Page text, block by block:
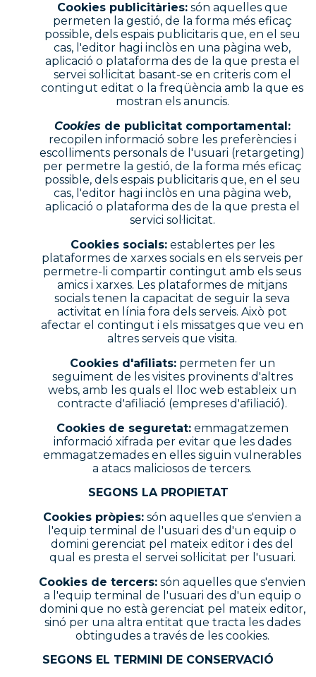
Cookies publicitàries:són aquelles que
permeten la gestió, de la forma més eficaç
possible, dels espais publicitaris que, en el seu
cas, l'editor hagi inclòs en una pàgina web,
aplicació o plataforma des de la que presta el
servei sol·licitat basant-se en criteris com el
contingut editat o la freqüència amb la que es
mostran els anuncis.
Cookies de publicitat comportamental:
recopilen informació sobre les preferències i
escolliments personals de l'usuari (retargeting)
per permetre la gestió, de la forma més eficaç
possible, dels espais publicitaris que, en el seu
cas, l'editor hagi inclòs en una pàgina web,
aplicació o plataforma des de la que presta el
servici sol·licitat.
Cookies socials:establertes per les
plataformes de xarxes socials en els serveis per
permetre-li compartir contingut amb els seus
amics i xarxes. Les plataformes de mitjans
socials tenen la capacitat de seguir la seva
activitat en línia fora dels serveis. Això pot
afectar el contingut i els missatges que veu en
altres serveis que visita.
Cookies d'afiliats:permeten fer un
seguiment de les visites provinents d'altres
webs, amb les quals el lloc web estableix un
contracte d'afiliació (empreses d'afiliació).
Cookies de seguretat:emmagatzemen
informació xifrada per evitar que les dades
emmagatzemades en elles siguin vulnerables
a atacs maliciosos de tercers.
SEGONS LA PROPIETAT
Cookies pròpies: són aquelles que s'envien a
l'equip terminal de l'usuari des d'un equip o
domini gerenciat pel mateix editor i des del
qual es presta el servei sol·licitat per l'usuari.
Cookies de tercers: són aquelles que s'envien
a l'equip terminal de l'usuari des d'un equip o
domini que no està gerenciat pel mateix editor,
sinó per una altra entitat que tracta les dades
obtingudes a través de les cookies.
SEGONS EL TERMINI DE CONSERVACIÓ